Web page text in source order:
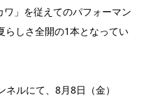
」を従えてのパフォーマン
らしさ全開の1本となってい
ルにて、8月8日（金）